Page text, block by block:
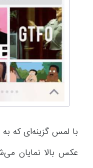
با لمس گزینه‌ای که
عکس بالا نمایان